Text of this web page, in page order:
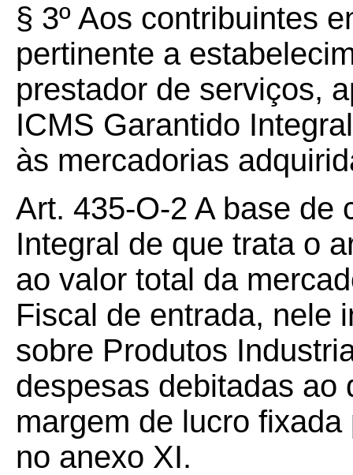
§ 3º Aos contribuintes
pertinente a
prestador de serviços,
ICMS Garantido
às mercadorias
Art. 435-O-2 A base de
Integral de que trata o
ao valor total da
Fiscal de entrada, nele
sobre Produtos
despesas debitadas ao
margem de lucro
no anexo XI.